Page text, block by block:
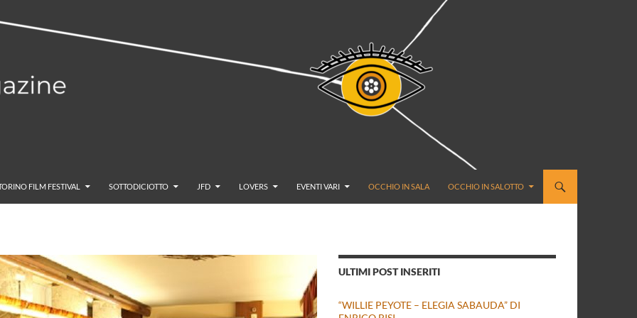
FILM FESTIVAL SOTTODICIOTTO JFD LOVERS EVENTI VARI OCCHIO IN SALA OCCHIO IN SALOTTO
ULTIMI POST INSERITI
“WILLIE PEYOTE – ELEGIA SABAUDA” DI